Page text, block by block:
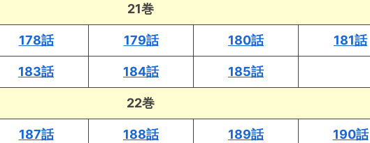
21巻
178話 179話 180話 181話
183話 184話 185話
22巻
187話 188話 189話 190話